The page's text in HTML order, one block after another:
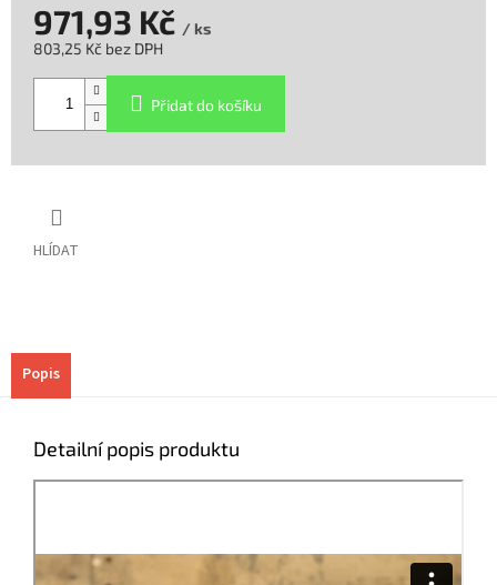
HLÍDAT
971,93 Kč / ks
803,25 Kč bez DPH
Přidat do košíku
Popis
Detailní popis produktu